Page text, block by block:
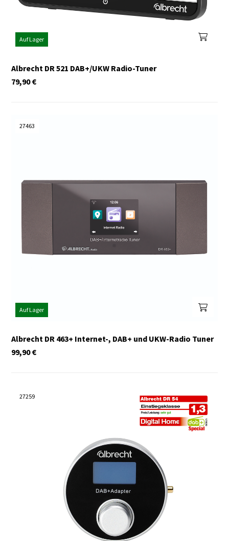
Auf Lager
Albrecht DR 521 DAB+/UKW Radio-Tuner
€
79,90
27463
Auf Lager
Albrecht DR 463+ Internet-, DAB+ und UKW-Radio Tuner
€
99,90
27259